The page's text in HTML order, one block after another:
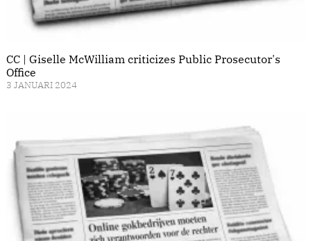
CC | Giselle McWilliam criticizes Public Prosecutor's
Office
3 JANUARI 2024